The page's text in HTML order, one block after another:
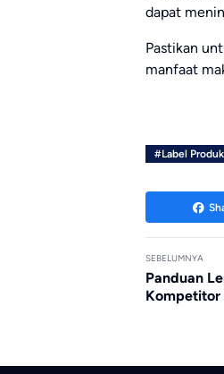
dapat
Pastikan
manfaat
#Label Produk
SEBELUMNYA
Panduan
Kompetitor